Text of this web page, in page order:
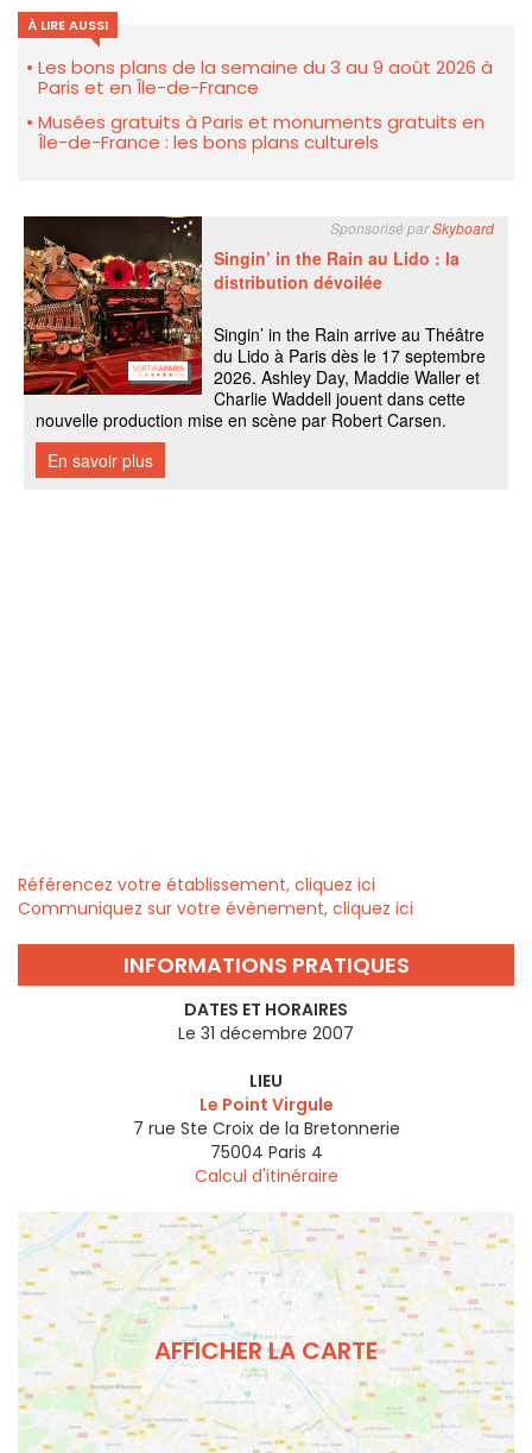
À LIRE AUSSI
Les bons plans de la semaine du 3 au 9 août 2026 à
Paris et en Île-de-France
Musées gratuits à Paris et monuments gratuits en
Île-de-France : les bons plans culturels
Référencez votre établissement, cliquez ici
Communiquez sur votre évènement, cliquez ici
INFORMATIONS PRATIQUES
DATES ET HORAIRES
Le 31 décembre 2007
LIEU
Le Point Virgule
7 rue Ste Croix de la Bretonnerie
75004 Paris 4
Calcul d'itinéraire
AFFICHER LA CARTE